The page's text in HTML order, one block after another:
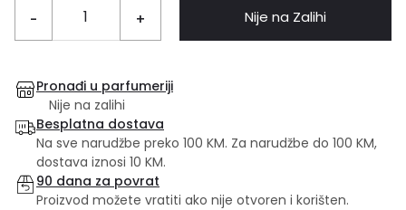
- + Nije na Zalihi
Pronađi u parfumeriji
Nije na zalihi
Besplatna dostava
Na sve narudžbe preko 100 KM. Za narudžbe do 100 KM,
dostava iznosi 10 KM.
90 dana za povrat
Proizvod možete vratiti ako nije otvoren i korišten.